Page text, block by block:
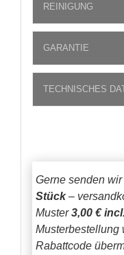
REINIGUNG
GARANTIE
TECHNISCHES
Gerne senden
Stück–
Muster3,00 €
Musterbestellung
Rabattcode